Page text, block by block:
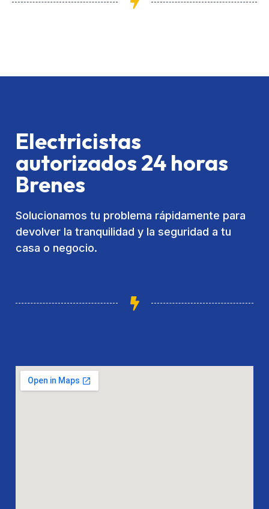
Electricistas
autorizados 24 horas
Brenes
Solucionamos tu problema rápidamente para
devolver la tranquilidad y la seguridad a tu
casa o negocio.